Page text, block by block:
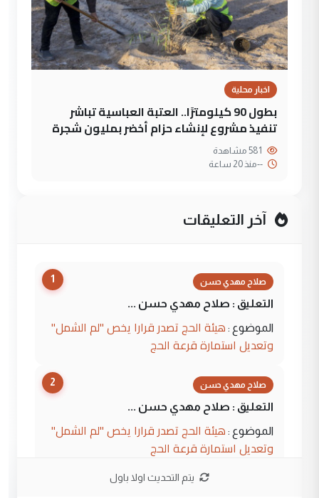
اخبار محلية
بطول 90 كيلومترًا.. العتبة العباسية تباشر
تنفيذ مشروع لإنشاء حزام أخضر بمليون شجرة
--منذ 20 ساعة
آخر التعليقات
1 صلاح مهدي حسن
التعليق : صلاح مهدي حسن ...
الموضوع : هيئة الحج تصدر قرارا يخص "لم الشمل"
وتعديل استمارة قرعة الحج
2 صلاح مهدي حسن
التعليق : صلاح مهدي حسن ...
الموضوع : هيئة الحج تصدر قرارا يخص "لم الشمل"
وتعديل استمارة قرعة الحج
يتم التحديث اولا باول